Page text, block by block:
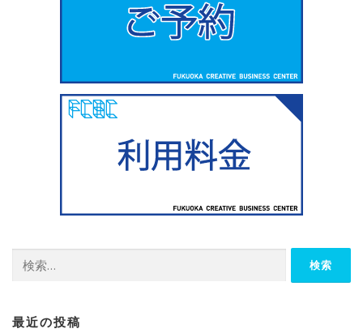
索:
最近の投稿